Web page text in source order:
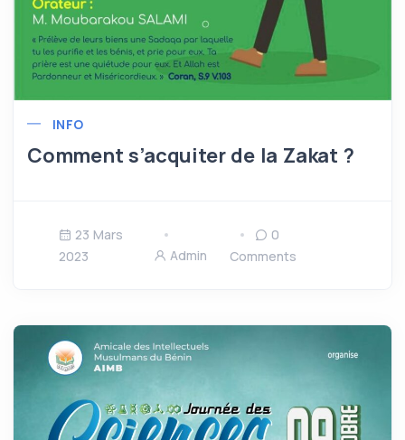
INFO
Comment s’acquiter de la Zakat ?
23 Mars
2023
Admin
0
Comments